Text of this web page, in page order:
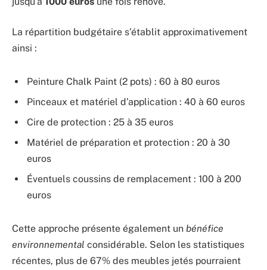
La répartition budgétaire s’établit approximativement
ainsi :
Peinture Chalk Paint (2 pots) : 60 à 80 euros
Pinceaux et matériel d’application : 40 à 60 euros
Cire de protection : 25 à 35 euros
Matériel de préparation et protection : 20 à 30
euros
Éventuels coussins de remplacement : 100 à 200
euros
Cette approche présente également un bénéfice
environnemental considérable. Selon les statistiques
récentes, plus de 67% des meubles jetés pourraient